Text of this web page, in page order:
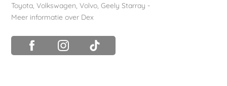
Toyota ,Volkswagen ,Volvo ,Geely Starray -
Meer informatie over Dex